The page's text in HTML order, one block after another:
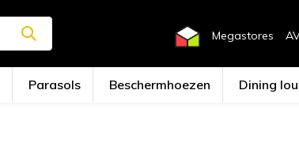
Megastores
Parasols Beschermhoezen Dining